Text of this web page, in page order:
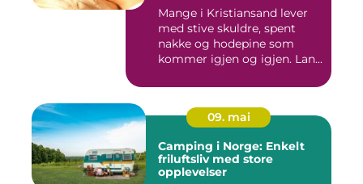
Mange i Kristiansand lever
med stive skuldre, spent
nakke og hodepine som
kommer igjen og igjen. Lan...
09. mai
Camping i Norge: Enkelt
friluftsliv med store
opplevelser